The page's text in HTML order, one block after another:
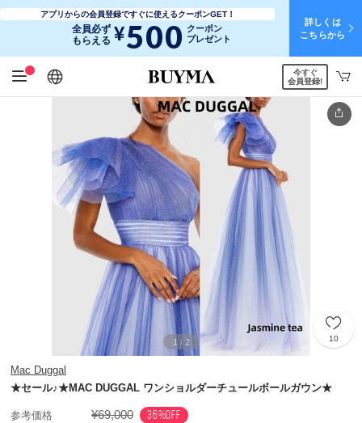
アプリからの会員登録ですぐに使えるクーポンGET！
全員必ず
もらえる ¥500 クーポン
プレゼント
詳しくは
こちらから
日本語
English
简体中文
繁體中文
今すぐ
会員登録!
1 / 2 10
Mac Duggal
★セール♪★MAC DUGGAL ワンショルダーチュールボールガウン★
参考価格 ¥69,000 36%OFF